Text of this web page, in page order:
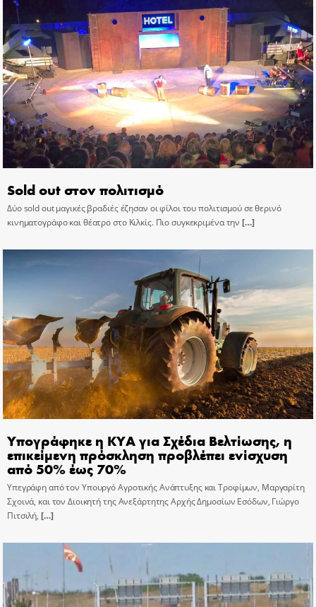
Sold out στον πολιτισμό
Δύο sold out μαγικές βραδιές έζησαν οι φίλοι του πολιτισμού σε θερινό
κινηματογράφο και θέατρο στο Κιλκίς. Πιο συγκεκριμένα την […]
Υπογράφηκε η ΚΥΑ για Σχέδια Βελτίωσης, η
επικείμενη πρόσκληση προβλέπει ενίσχυση
από 50% έως 70%
Υπεγράφη από τον Υπουργό Αγροτικής Ανάπτυξης και Τροφίμων, Μαργαρίτη
Σχοινά, και τον Διοικητή της Ανεξάρτητης Αρχής Δημοσίων Εσόδων, Γιώργο
Πιτσιλή, […]